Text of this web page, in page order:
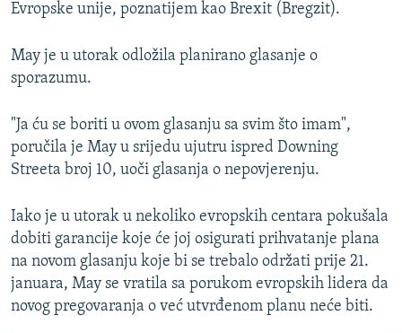
Evropske unije, poznatijem kao Brexit (Bregzit).
May je u utorak odložila planirano glasanje o
sporazumu.
"Ja ću se boriti u ovom glasanju sa svim što imam",
poručila je May u srijedu ujutru ispred Downing
Streeta broj 10, uoči glasanja o nepovjerenju.
Iako je u utorak u nekoliko evropskih centara pokušala
dobiti garancije koje će joj osigurati prihvatanje plana
na novom glasanju koje bi se trebalo održati prije 21.
januara, May se vratila sa porukom evropskih lidera da
novog pregovaranja o već utvrđenom planu neće biti.